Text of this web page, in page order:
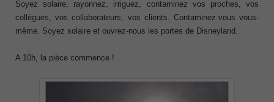
Soyez solaire, rayonnez, irriguez, contaminez vos proches, vos
collègues, vos collaborateurs, vos clients. Contaminez-vous vous-
même. Soyez solaire et ouvrez-nous les portes de Disneyland.
A 10h, la pièce commence !